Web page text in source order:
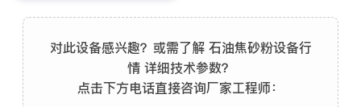
对此设备感兴趣？或需了解 石油焦砂粉设备行
情 详细技术参数？
点击下方电话直接咨询厂家工程师：